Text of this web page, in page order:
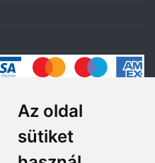
Az oldal
sütiket